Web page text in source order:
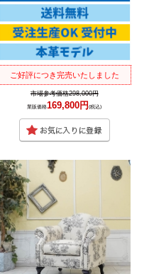
ご好評につき完売いたしました
市場参考価格298,000円
業販価格169,800円(税込)